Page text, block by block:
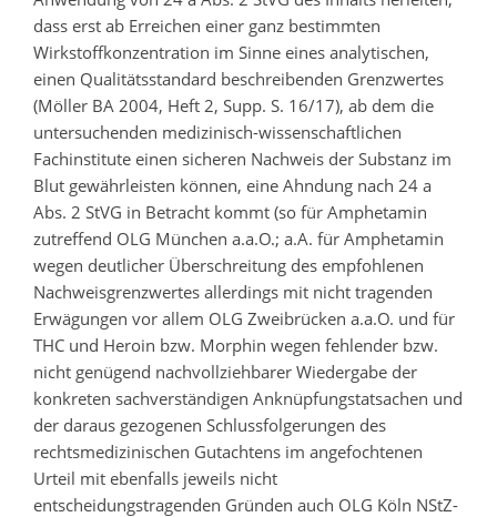
dass erst ab Erreichen einer ganz bestimmten
Wirkstoffkonzentration im Sinne eines analytischen,
einen Qualitätsstandard beschreibenden Grenzwertes
(Möller BA 2004, Heft 2, Supp. S. 16/17), ab dem die
untersuchenden medizinisch-wissenschaftlichen
Fachinstitute einen sicheren Nachweis der Substanz im
Blut gewährleisten können, eine Ahndung nach 24 a
Abs. 2 StVG in Betracht kommt (so für Amphetamin
zutreffend OLG München a.a.O.; a.A. für Amphetamin
wegen deutlicher Überschreitung des empfohlenen
Nachweisgrenzwertes allerdings mit nicht tragenden
Erwägungen vor allem OLG Zweibrücken a.a.O. und für
THC und Heroin bzw. Morphin wegen fehlender bzw.
nicht genügend nachvollziehbarer Wiedergabe der
konkreten sachverständigen Anknüpfungstatsachen und
der daraus gezogenen Schlussfolgerungen des
rechtsmedizinischen Gutachtens im angefochtenen
Urteil mit ebenfalls jeweils nicht
entscheidungstragenden Gründen auch OLG Köln NStZ-